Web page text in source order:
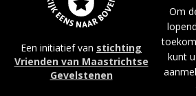
Om
kunt
Een initiatief van stichting
Vrienden van Maastrichtse
Gevelstenen